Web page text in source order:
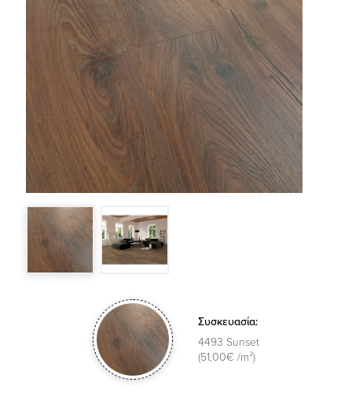
Συσκευασία:
4493 Sunset
(51,00€ /m²)